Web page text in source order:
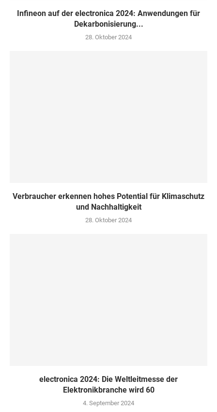
Infineon auf der electronica 2024: Anwendungen für
Dekarbonisierung...
28. Oktober 2024
Verbraucher erkennen hohes Potential für Klimaschutz
und Nachhaltigkeit
28. Oktober 2024
electronica 2024: Die Weltleitmesse der
Elektronikbranche wird 60
4. September 2024